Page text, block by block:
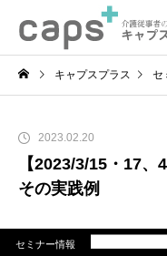
キャプスプラス セ
2023.02.20
【2023/3/15・17
その実践例
セミナー情報